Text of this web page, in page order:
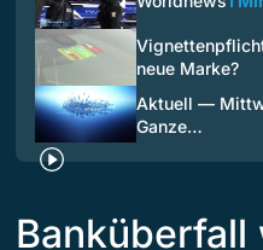
neue Marke?
Aktuell —
Ganze…
Banküberfall